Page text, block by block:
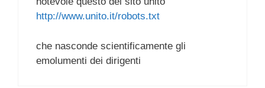
http://www.unito.it/robots.txt
che nasconde scientificamente gli
emolumenti dei dirigenti